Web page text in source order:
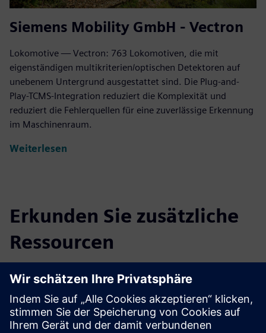
Siemens Mobility GmbH - Vectron
Lokomotive — Vectron: 763 Lokomotiven, die mit
eigenständigen multikriterien/optischen Detektoren auf
unebenem Untergrund ausgestattet sind. Die Plug-and-
Play-TCMS-Integration reduziert die Komplexität und
reduziert die Fehlerquellen für eine zuverlässige Erkennung
im Maschinenraum.
Weiterlesen
Erkunden Sie zusätzliche
Ressourcen
Technische Einzelheiten
Datenblatt |Standard- und Plug-and-Play-Spotdetektor
Datenblatt |Punktdetektor für raue Bedingungen